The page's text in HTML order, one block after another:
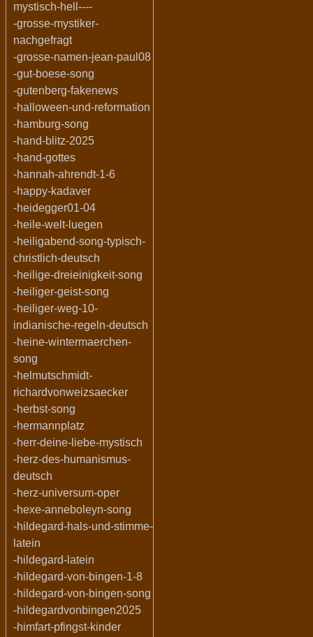
mystisch-hell----
-grosse-mystiker-
nachgefragt
-grosse-namen-jean-paul08
-gut-boese-song
-gutenberg-fakenews
-halloween-und-reformation
-hamburg-song
-hand-blitz-2025
-hand-gottes
-hannah-ahrendt-1-6
-happy-kadaver
-heidegger01-04
-heile-welt-luegen
-heiligabend-song-typisch-
christlich-deutsch
-heilige-dreieinigkeit-song
-heiliger-geist-song
-heiliger-weg-10-
indianische-regeln-deutsch
-heine-wintermaerchen-
song
-helmutschmidt-
richardvonweizsaecker
-herbst-song
-hermannplatz
-herr-deine-liebe-mystisch
-herz-des-humanismus-
deutsch
-herz-universum-oper
-hexe-anneboleyn-song
-hildegard-hals-und-stimme-
latein
-hildegard-latein
-hildegard-von-bingen-1-8
-hildegard-von-bingen-song
-hildegardvonbingen2025
-himfart-pfingst-kinder